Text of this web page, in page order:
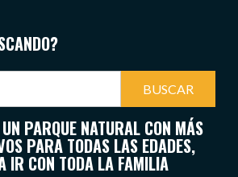
PARQUE NATURAL CON MÁS
PARA TODAS LAS EDADES,
IR CON TODA LA FAMILIA